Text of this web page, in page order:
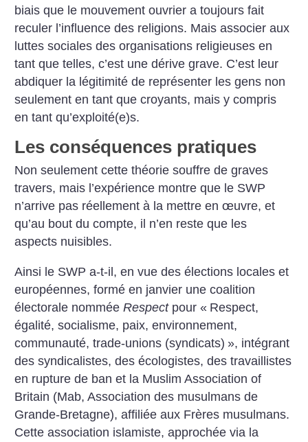
biais que le mouvement ouvrier a toujours fait
reculer l’influence des religions. Mais associer aux
luttes sociales des organisations religieuses en
tant que telles, c’est une dérive grave. C’est leur
abdiquer la légitimité de représenter les gens non
seulement en tant que croyants, mais y compris
en tant qu’exploité(e)s.
Les conséquences pratiques
Non seulement cette théorie souffre de graves
travers, mais l’expérience montre que le SWP
n’arrive pas réellement à la mettre en œuvre, et
qu’au bout du compte, il n’en reste que les
aspects nuisibles.
Ainsi le SWP a-t-il, en vue des élections locales et
européennes, formé en janvier une coalition
électorale nomméeRespectpour « Respect,
égalité, socialisme, paix, environnement,
communauté, trade-unions (syndicats) », intégrant
des syndicalistes, des écologistes, des travaillistes
en rupture de ban et la Muslim Association of
Britain (Mab, Association des musulmans de
Grande-Bretagne), affiliée aux Frères musulmans.
Cette association islamiste, approchée via la